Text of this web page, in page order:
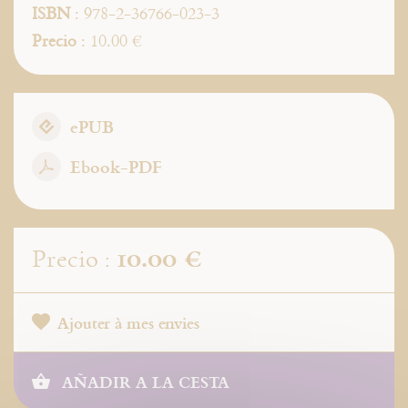
ISBN: 978-2-36766-023-3
Precio : 10.00 €
ePUB
Ebook-PDF
Precio : 10.00 €
Ajouter à mes envies
AÑADIR A LA CESTA